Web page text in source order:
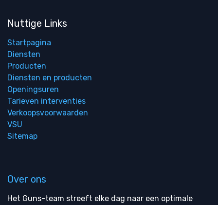
Nuttige Links
Startpagina
Diensten
Producten
Diensten en producten
Openingsuren
Tarieven interventies
Verkoopsvoorwaarden
VSU
Sitemap
Over ons
Het Guns-team streeft elke dag naar een optimale